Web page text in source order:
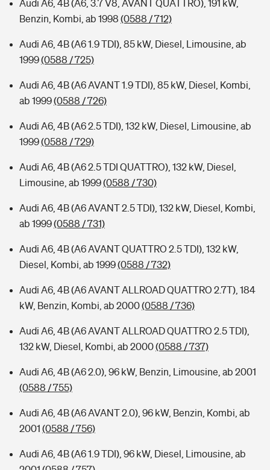
Audi A6, 4B (A6, 3.7 V8, AVANT QUATTRO), 191 kW,
Benzin, Kombi, ab 1998 (0588 / 712)
Audi A6, 4B (A6 1.9 TDI), 85 kW, Diesel, Limousine, ab
1999(0588 / 725)
Audi A6, 4B (A6 AVANT 1.9 TDI), 85 kW, Diesel, Kombi,
ab 1999(0588 / 726)
Audi A6, 4B (A6 2.5 TDI), 132 kW, Diesel, Limousine, ab
1999(0588 / 729)
Audi A6, 4B (A6 2.5 TDI QUATTRO), 132 kW, Diesel,
Limousine, ab 1999(0588 / 730)
Audi A6, 4B (A6 AVANT 2.5 TDI), 132 kW, Diesel, Kombi,
ab 1999(0588 / 731)
Audi A6, 4B (A6 AVANT QUATTRO 2.5 TDI), 132 kW,
Diesel, Kombi, ab 1999(0588 / 732)
Audi A6, 4B (A6 AVANT ALLROAD QUATTRO 2.7T), 184
kW, Benzin, Kombi, ab 2000(0588 / 736)
Audi A6, 4B (A6 AVANT ALLROAD QUATTRO 2.5 TDI),
132 kW, Diesel, Kombi, ab 2000(0588 / 737)
Audi A6, 4B (A6 2.0), 96 kW, Benzin, Limousine, ab 2001
(0588 / 755)
Audi A6, 4B (A6 AVANT 2.0), 96 kW, Benzin, Kombi, ab
2001 (0588 / 756)
Audi A6, 4B (A6 1.9 TDI), 96 kW, Diesel, Limousine, ab